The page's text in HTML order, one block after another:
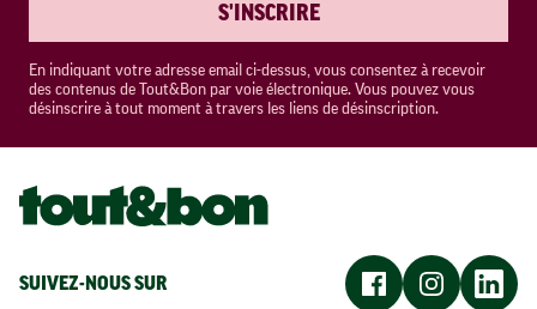
S'INSCRIRE
En indiquant votre adresse email ci-dessus, vous consentez à recevoir
des contenus de Tout&Bon par voie électronique. Vous pouvez vous
désinscrire à tout moment à travers les liens de désinscription.
SUIVEZ-NOUS SUR